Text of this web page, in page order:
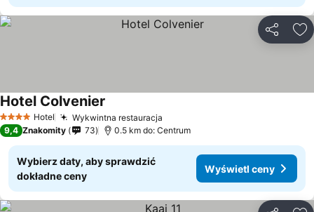
4 KategoriaHotel Wykwintna restauracja
Hotel Colvenier
9,4 Znakomity 73 0.5 km do: Centrum
Wybierz daty, aby sprawdzić
dokładne ceny
Wyświetl ceny